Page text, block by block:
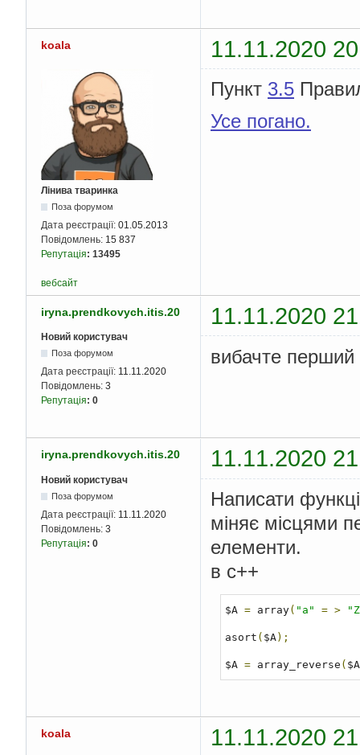
koala 11.11.2020
Лінива тваринка
Поза форумом
Дата реєстрації: 01.05.2013
Повідомлень: 15 837
Репутація: 13495
Пункт 3.5
Усе погано.
вебсайт
iryna.prendkovych.itis.20 11.11.2020
Новий користувач
Поза форумом
Дата реєстрації: 11.11.2020
Повідомлень: 3
Репутація: 0
вибачте перший
iryna.prendkovych.itis.20 11.11.2020
Новий користувач
Поза форумом
Дата реєстрації: 11.11.2020
Повідомлень: 3
Репутація: 0
Написати
міняє місцями
елементи.
в с++
$A = array( "a" = >
asort ( $A);
$A = array_reverse ( $A
koala 11.11.2020